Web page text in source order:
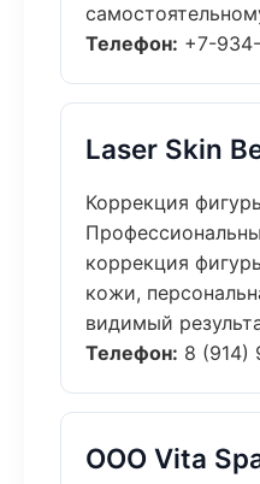
Телефон: +7-
Laser Skin
Коррекция
коррекция
кожи,
видимый
Телефон: 8 (914)
ООО Vita